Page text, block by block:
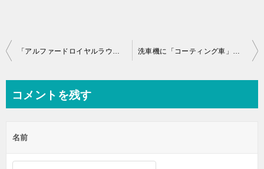
投
ビ
ー
シ
コメントを残す
名前